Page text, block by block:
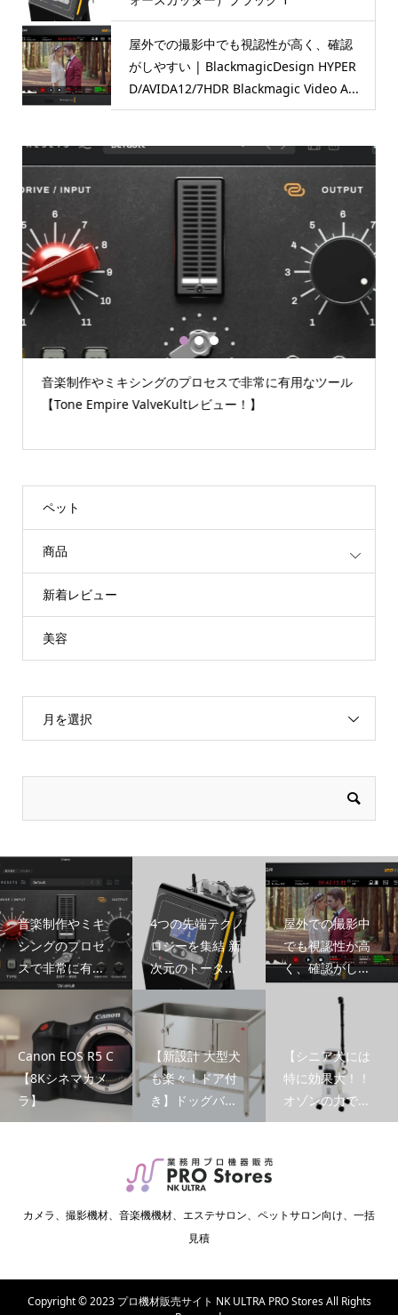
屋外での撮影中でも視認性が高く、確認
がしやすい | BlackmagicDesign HYPER
D/AVIDA12/7HDR Blackmagic Video A...
音楽制作やミキシングのプロセスで非常に有用なツール
【Tone Empire ValveKultレビュー！】
1 2 3
ペット
商品
新着レビュー
美容
月を選択
音楽制作やミキ
シングのプロセ
スで非常に有...
4つの先端テクノ
ロジーを集結 新
次元のトータ...
屋外での撮影中
でも視認性が高
く、確認がし...
Canon EOS R5 C
【8Kシネマカメ
ラ】
【新設計 大型犬
も楽々！ドア付
き】ドッグバ...
【シニア犬には
特に効果大！！
オゾンの力で...
カメラ、撮影機材、音楽機機材、エステサロン、ペットサロン向け、一括
見積
Copyright © 2023 プロ機材販売サイト NK ULTRA PRO Stores All Rights